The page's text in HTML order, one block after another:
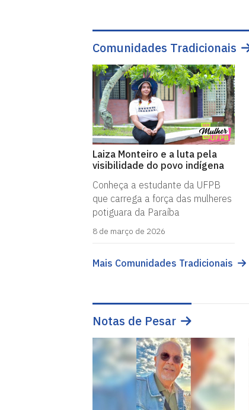
Comunidades Tradicionais
Laiza Monteiro e a luta pela
visibilidade do povo indígena
Conheça a estudante da UFPB
que carrega a força das mulheres
potiguara da Paraíba
8 de março de 2026
Mais Comunidades Tradicionais
Notas de Pesar